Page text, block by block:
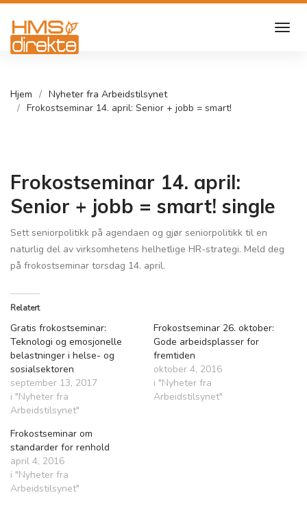
Hjem
Nyheter fra Arbeidstilsynet
Frokostseminar 14. april: Senior + jobb = smart!
Frokostseminar 14. april:
Senior + jobb = smart! single
Sett seniorpolitikk på agendaen og gjør seniorpolitikk til en
naturlig del av virksomhetens helhetlige HR-strategi. Meld deg
på frokostseminar torsdag 14. april.
Relatert
Gratis frokostseminar:
Teknologi og emosjonelle
belastninger i helse- og
sosialsektoren
september 13, 2017
i "Nyheter fra
Arbeidstilsynet"
Frokostseminar 26. oktober:
Gode arbeidsplasser for
fremtiden
oktober 4, 2016
i "Nyheter fra
Arbeidstilsynet"
Frokostseminar om
standarder for renhold
april 4, 2016
i "Nyheter fra
Arbeidstilsynet"